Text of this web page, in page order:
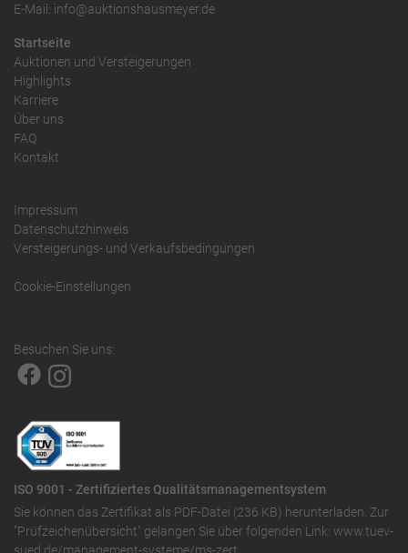
E-Mail: info@auktionshausmeyer.de
Startseite
Auktionen und Versteigerungen
Highlights
Karriere
Über uns
FAQ
Kontakt
Impressum
Datenschutzhinweis
Versteigerungs- und Verkaufsbedingungen
Cookie-Einstellungen
Besuchen Sie uns:
ISO 9001 - Zertifiziertes Qualitätsmanagementsystem
Sie können das Zertifikat als PDF-Datei (236 KB) herunterladen. Zur
"Prüfzeichenübersicht" gelangen Sie über folgenden Link: www.tuev-